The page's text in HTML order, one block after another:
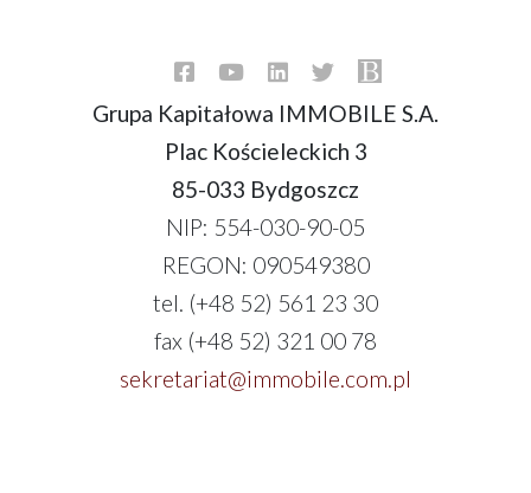
Grupa Kapitałowa IMMOBILE S.A.
Plac Kościeleckich 3
85-033 Bydgoszcz
NIP: 554-030-90-05
REGON: 090549380
tel. (+48 52) 561 23 30
fax (+48 52) 321 00 78
sekretariat@immobile.com.pl